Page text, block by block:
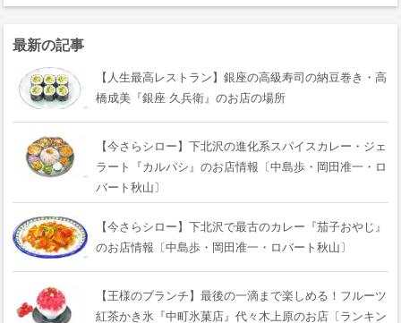
最新の記事
【人生最高レストラン】銀座の高級寿司の納豆巻き・高
橋成美『銀座 久兵衛』のお店の場所
【今さらシロー】下北沢の進化系スパイスカレー・ジェ
ラート『カルパシ』のお店情報〔中島歩・岡田准一・ロ
バート秋山〕
【今さらシロー】下北沢で最古のカレー『茄子おやじ』
のお店情報〔中島歩・岡田准一・ロバート秋山〕
【王様のブランチ】最後の一滴まで楽しめる！フルーツ
紅茶かき氷『中町氷菓店』代々木上原のお店〔ランキン